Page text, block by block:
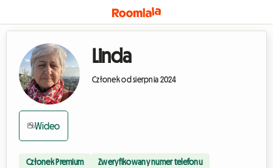
Wideo
Linda
Członek od sierpnia 2024
Członek Premium
Zweryfikowany numer telefonu